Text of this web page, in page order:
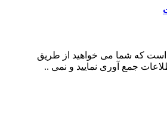
است که شما می خواهید از طریق
جمع آوری نمایید و نمی ..